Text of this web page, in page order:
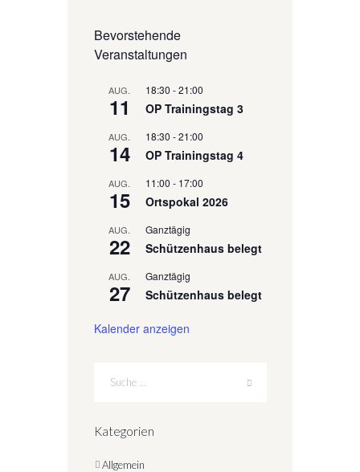
Bevorstehende
Veranstaltungen
AUG.
11
18:30 -21:00
OP Trainingstag 3
AUG.
14
18:30 -21:00
OP Trainingstag 4
AUG.
15
11:00 - 17:00
Ortspokal 2026
AUG.
22
Ganztägig
Schützenhaus belegt
AUG.
27
Ganztägig
Schützenhaus belegt
Kalender anzeigen
Kategorien
Allgemein